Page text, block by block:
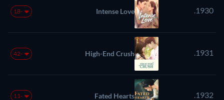
1930.
Intense Love
-18
1931.
High-End Crush
-42
1932.
Fated Hearts
-11